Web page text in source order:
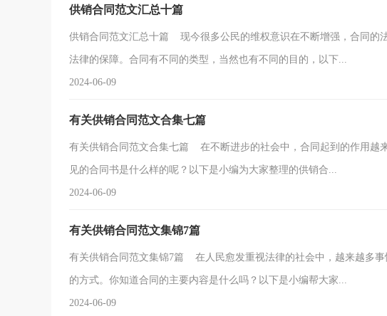
供销合同范文汇总十篇
供销合同范文汇总十篇 现今很多公民的维权意识在不断增强，合同的
法律的保障。合同有不同的类型，当然也有不同的目的，以下...
2024-06-09
有关供销合同范文合集七篇
有关供销合同范文合集七篇 在不断进步的社会中，合同起到的作用越
见的合同书是什么样的呢？以下是小编为大家整理的供销合...
2024-06-09
有关供销合同范文集锦7篇
有关供销合同范文集锦7篇 在人民愈发重视法律的社会中，越来越多
的方式。你知道合同的主要内容是什么吗？以下是小编帮大家...
2024-06-09